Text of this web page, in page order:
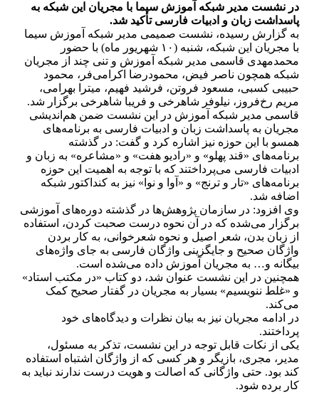
در نشست مدیر شبکه آموزش سیما با مجریان این شبکه به
پاسداشت زبان و ادبیات فارسی تأکید شد.
به گزارش رسیده، نشست صمیمی مدیر شبکه آموزش سیما
با مجریان این شبکه، شنبه (۱۰ شهریور ماه) با حضور
محمدمهدی قاسمی مدیر شبکه آموزش و تنی چند از مجریان
شبکه همچون ناصر فیض، محمودرضا اکرامی‌فر، محمود
حبیبی کسبی، مسعود فروتن، فرشید فهیم، میترا بهرامی،
مریم رخ‌فروز، نیلوفر شاهرخی و فریبا شاهرخی برگزار شد.
قاسمی مدیر شبکه آموزش در این نشست ضمن هم‌اندیشی
مجریان به پاسداشت زبان و ادبیات فارسی به برنامه‌های
همسو با این حوزه نیز اشاره کرد و گفت: در گذشته
برنامه‌های «قند پهلو» و «رادیو هفت» و «مشاعره» به زبان و
ادبیات فارسی می‌پرداختند که با توجه به اهمیت این حوزه
برنامه‌های «تار و ترنج» و «آوا و نوا» نیز به کنداکتور شبکه
اضافه شد.
وی افزود: در سازمان پژوهش‌ها در گذشته دوره‌های آموزشی
برگزار می‌شده که در آن نحوه درست صحبت کردن، استفاده
از زبان بدن، شعر اصیل و نحوه شعرخوانی، به کار بردن
واژگان صحیح و جایگزینی واژگان فارسی به جای واژه‌های
بیگانه و… به مجریان آموزش داده می‌شده است.
همچنین در این نشست عنوان شد، دو کتاب «در مکتب استاد»
و «غلط ننویسیم» بسیار به مجریان در گفتار صحیح کمک
می‌کند.
در ادامه مجریان نیز به بیان نظرات و دیدگاه‌های خود
پرداختند.
یکی از نکات قابل توجه در این نشست، تذکر به مسئول،
مدیر، مجری، بازیگر و هر کسی که از واژگان اشتباه استفاده
کند بود. حتی واژگانی که اصالت و هویت درست ندارند نباید به
کار برده شود.